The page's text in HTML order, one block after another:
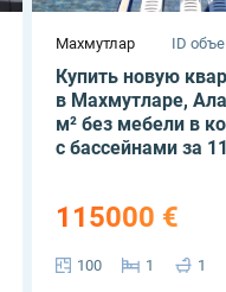
Махмутлар ID
Купить новую
в Махмутларе,
м² без мебели в
с бассейнами за
115000 €
100 1 1